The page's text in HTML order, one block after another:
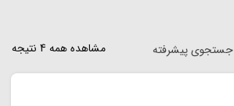
مشاهده همه 4 نتیجه جستجوی پیشرفته